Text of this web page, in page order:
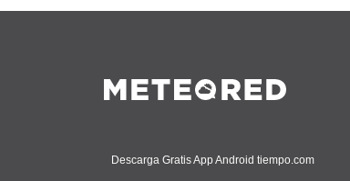
Descarga Gratis App Android tiempo.com